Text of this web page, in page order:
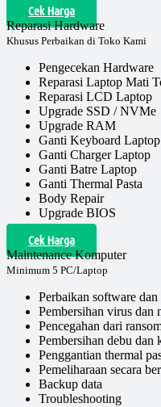
Cek Harga
Reparasi Hardware
Khusus Perbaikan di Toko Kami
Pengecekan Hardware
Reparasi Laptop Mati
Reparasi LCD Laptop
Upgrade SSD / NVMe
Upgrade RAM
Ganti Keyboard Laptop
Ganti Charger Laptop
Ganti Batre Laptop
Ganti Thermal Pasta
Body Repair
Upgrade BIOS
Cek Harga
Maintenance Komputer
Minimum 5 PC/Laptop
Perbaikan software
Pembersihan virus dan
Pencegahan dari
Pembersihan debu dan
Penggantian thermal
Pemeliharaan secara
Backup data
Troubleshooting